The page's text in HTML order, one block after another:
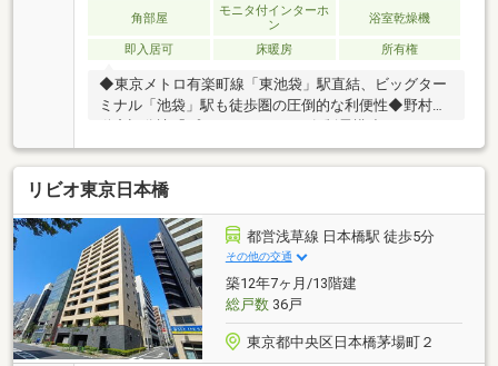
角部屋
モニタ付インターホ
ン
浴室乾燥機
即入居可 床暖房 所有権
◆東京メトロ有楽町線「東池袋」駅直結、ビッグター
ミナル「池袋」駅も徒歩圏の圧倒的な利便性◆野村不
す、確かな安心と品格に満ちた暮らし◆「サンシャイ
ンシティ」へも地下通路にて直結、買い物利便充実◆
周辺には南池袋公園・イケ・サンパークなど大型公園
も充実し子育て環境としても良好◆メインエントラン
スホールは二層吹き抜けのゆとりある空間◆25階には
スカイラウンジ・ゲストルーム◆内廊下、各フロアゴ
ミ置き場はもちろん、各フロアに宅配ボックスも設置
あり便利です◆トリプルセキュリティ、玄関前カメラ
インターホン、玄関ドア含めたラクセスキー開錠
リビオ東京日本橋
都営浅草線 日本橋駅 徒歩5分
その他の交通
築12年7ヶ月/13階建
総戸数36戸
東京都中央区日本橋茅場町２